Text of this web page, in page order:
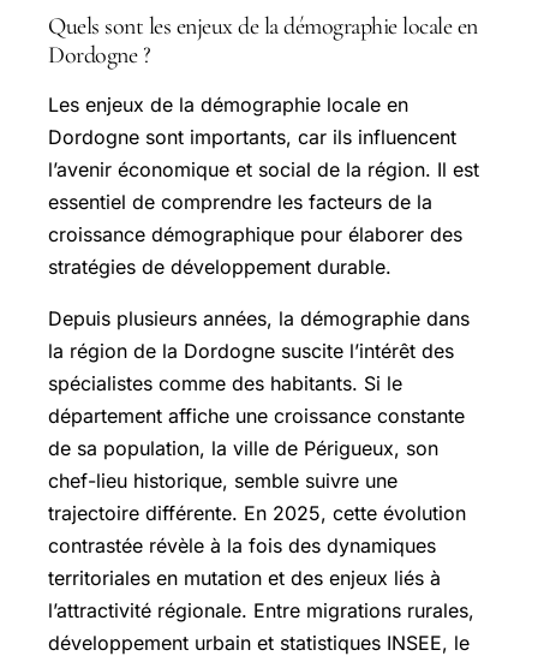
Quels sont les enjeux de la démographie locale en
Dordogne ?
Les enjeux de la démographie locale en
Dordogne sont importants, car ils influencent
l’avenir économique et social de la région. Il est
essentiel de comprendre les facteurs de la
croissance démographique pour élaborer des
stratégies de développement durable.
Depuis plusieurs années, la démographie dans
la région de la Dordogne suscite l’intérêt des
spécialistes comme des habitants. Si le
département affiche une croissance constante
de sa population, la ville de Périgueux, son
chef-lieu historique, semble suivre une
trajectoire différente. En 2025, cette évolution
contrastée révèle à la fois des dynamiques
territoriales en mutation et des enjeux liés à
l’attractivité régionale. Entre migrations rurales,
développement urbain et statistiques INSEE, le